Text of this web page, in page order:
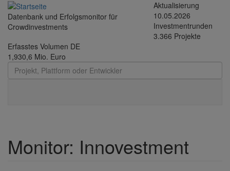
Direkt zum Inhalt
Datenbank und Erfolgsmonitor für
Crowdinvestments
Aktualisierung
10.05.2026
Investmentrunden
3.366 Projekte
Erfasstes Volumen DE
1,930,6 Mio. Euro
Monitor: Innovestment